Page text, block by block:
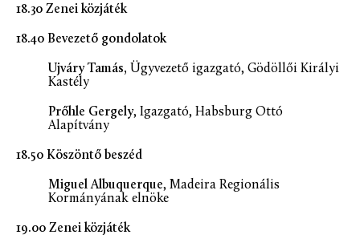
18.30 Zenei közjáték
18.40 Bevezető gondolatok
Ujváry Tamás, Ügyvezető igazgató, Gödöllői Királyi
Kastély
Prőhle Gergely, Igazgató, Habsburg Ottó
Alapítvány
18.50 Köszöntő beszéd
Miguel Albuquerque, Madeira Regionális
Kormányának elnöke
19.00 Zenei közjáték